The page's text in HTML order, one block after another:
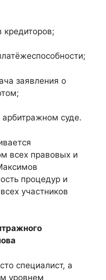
кредиторов;
заявления о
суде.
всех правовых и
процедур и
участников
специалист, а
уровнем